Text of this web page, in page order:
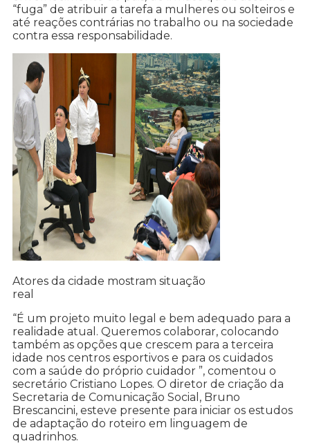
“fuga” de atribuir a tarefa a mulheres ou solteiros e
até reações contrárias no trabalho ou na sociedade
contra essa responsabilidade.
Atores da cidade mostram situação
real
“É um projeto muito legal e bem adequado para a
realidade atual. Queremos colaborar, colocando
também as opções que crescem para a terceira
idade nos centros esportivos e para os cuidados
com a saúde do próprio cuidador ”, comentou o
secretário Cristiano Lopes. O diretor de criação da
Secretaria de Comunicação Social, Bruno
Brescancini, esteve presente para iniciar os estudos
de adaptação do roteiro em linguagem de
quadrinhos.